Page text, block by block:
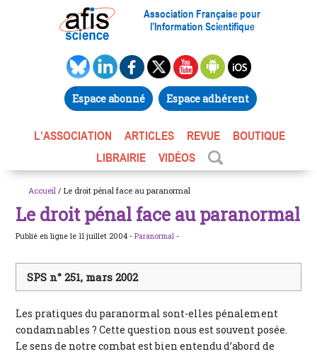
Association Française pour
l’Information Scientifique
Espace abonné Espace adhérent
L’ASSOCIATION ARTICLES REVUE
BOUTIQUE
LIBRAIRIE
VIDÉOS
Accueil / Le droit pénal face au paranormal
Le droit pénal face au paranormal
Publié en ligne le 11 juillet 2004 -Paranormal -
SPS n° 251, mars 2002
Les pratiques du paranormal sont-elles pénalement
condamnables ? Cette question nous est souvent posée.
Le sens de notre combat est bien entendu d’abord de